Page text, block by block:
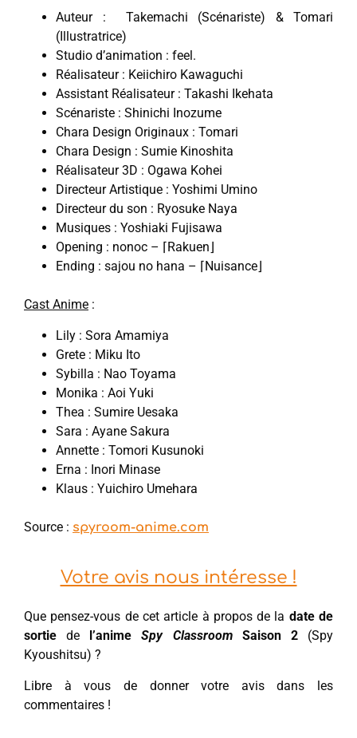
Auteur : Takemachi (Scénariste) & Tomari
(Illustratrice)
Studio d’animation : feel.
Réalisateur : Keiichiro Kawaguchi
Assistant Réalisateur : Takashi Ikehata
Scénariste : Shinichi Inozume
Chara Design Originaux : Tomari
Chara Design : Sumie Kinoshita
Réalisateur 3D : Ogawa Kohei
Directeur Artistique : Yoshimi Umino
Directeur du son : Ryosuke Naya
Musiques : Yoshiaki Fujisawa
Opening : nonoc – ⌈Rakuen⌋
Ending : sajou no hana – ⌈Nuisance⌋
Cast Anime :
Lily : Sora Amamiya
Grete : Miku Ito
Sybilla : Nao Toyama
Monika : Aoi Yuki
Thea : Sumire Uesaka
Sara : Ayane Sakura
Annette : Tomori Kusunoki
Erna : Inori Minase
Klaus : Yuichiro Umehara
Source : spyroom-anime.com
Votre avis nous intéresse !
Que pensez-vous de cet article à propos de la date de
sortie de l’anime Spy ClassroomSaison 2(Spy
Kyoushitsu) ?
Libre à vous de donner votre avis dans les
commentaires !